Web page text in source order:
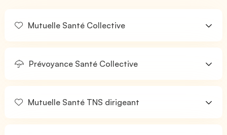
Mutuelle Santé Collective
Prévoyance Santé Collective
Mutuelle Santé TNS dirigeant